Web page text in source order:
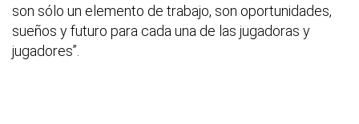
son sólo un elemento de trabajo, son oportunidades,
sueños y futuro para cada una de las jugadoras y
jugadores”.